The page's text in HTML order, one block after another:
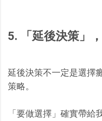
5. 「延後決策」
延後決策不一定是選擇
策略。
「要做選擇」確實帶給